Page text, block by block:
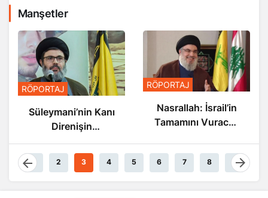
Manşetler
RÖPORTAJ
Nasrallah: İsrail’in
Tamamını Vuracak
Güçteyiz
RÖPORTAJ
Nasrallah: İsrail’in
Sonu Yakın
1 2 3 4 5 6 7 8 9